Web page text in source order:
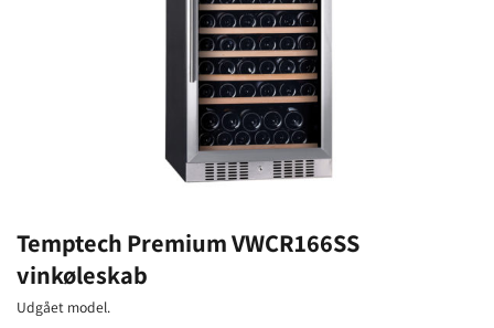
Temptech Premium VWCR166SS
vinkøleskab
Udgået model.